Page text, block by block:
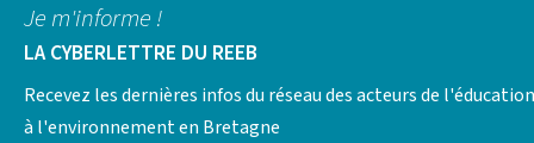
Je m'informe !
LA CYBERLETTRE DU REEB
Recevez les dernières infos du réseau des acteurs de l'éducation
à l'environnement en Bretagne